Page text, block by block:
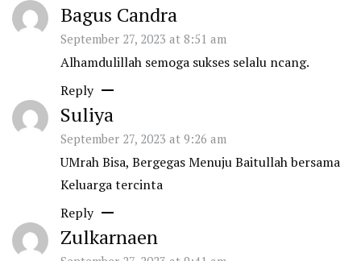
Bagus Candra
September 27, 2023 at 8:51 am
Alhamdulillah semoga sukses selalu ncang.
Reply
Suliya
September 27, 2023 at 9:26 am
UMrah Bisa, Bergegas Menuju Baitullah bersama
Keluarga tercinta
Reply
Zulkarnaen